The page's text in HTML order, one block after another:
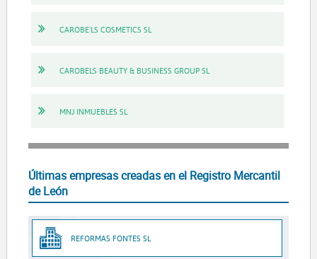
CAROBE'LS COSMETICS SL
CAROBELS BEAUTY & BUSINESS GROUP SL
MNJ INMUEBLES SL
Últimas empresas creadas en el Registro Mercantil
de León
REFORMAS FONTES SL